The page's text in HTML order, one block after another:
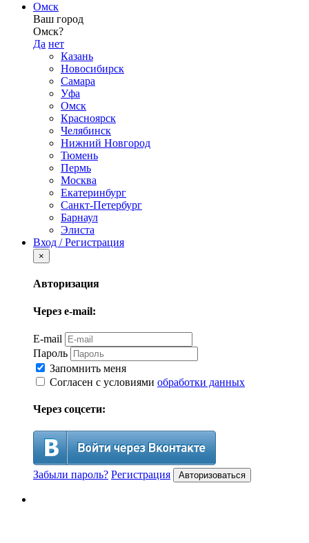
Омск
Ваш город
Омск?
Да нет
Казань
Новосибирск
Самара
Уфа
Омск
Красноярск
Челябинск
Нижний Новгород
Тюмень
Пермь
Москва
Екатеринбург
Санкт-Петербург
Барнаул
Элиста
Вход / Регистрация
×
Авторизация
Через e-mail:
E-mail
Пароль
Запомнить меня
Согласен с условиями обработки данных
Через соцсети:
Забыли пароль? Регистрация Авторизоваться